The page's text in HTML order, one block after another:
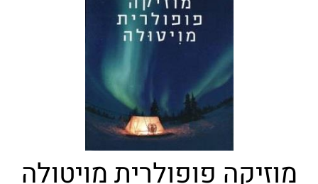
מוזיקה פופולרית מויטולה